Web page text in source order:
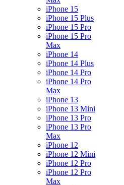
iPhone 15
iPhone 15 Plus
iPhone 15 Pro
iPhone 15 Pro
Max
iPhone 14
iPhone 14 Plus
iPhone 14 Pro
iPhone 14 Pro
Max
iPhone 13
iPhone 13 Mini
iPhone 13 Pro
iPhone 13 Pro
Max
iPhone 12
iPhone 12 Mini
iPhone 12 Pro
iPhone 12 Pro
Max